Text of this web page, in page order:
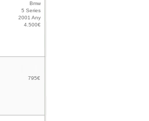
Bmw
5 Series
2001 Any
4.500€
795€